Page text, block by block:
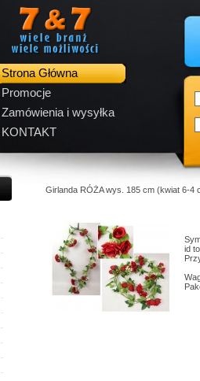
Strona Główna
Promocje
Zamówienia i wysyłka
KONTAKT
Girlanda RÓŻA wys. 185 cm (kwiat 6-4
id